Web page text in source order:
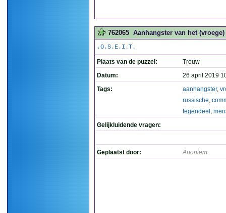
762065 Aanhangster van het
.O.S.E.I.T.
Plaats van de puzzel:
Trouw
Datum:
26 april 2019
Tags:
aanhangster,
russische,
tegendeel ,
Gelijkluidende vragen:
Geplaatst door: Anoniem